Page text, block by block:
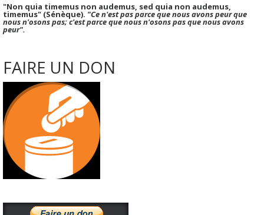
"Non quia timemus non audemus, sed quia non audemus,
timemus" (Sénèque). "Ce n'est pas parce que nous avons peur que
nous n'osons pas; c'est parce que nous n'osons pas que nous avons
peur".
FAIRE UN DON